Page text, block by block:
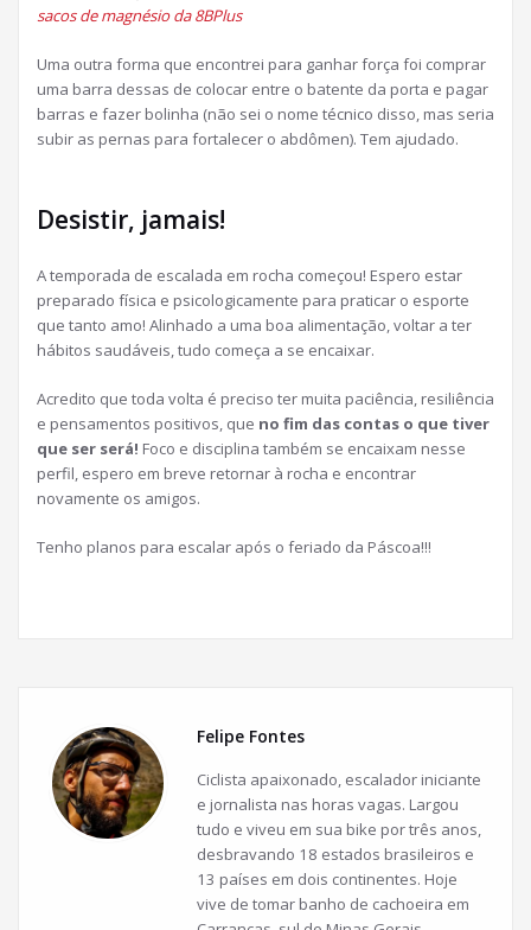
sacos de magnésio da 8BPlus
Uma outra forma que encontrei para ganhar força foi comprar
uma barra dessas de colocar entre o batente da porta e pagar
barras e fazer bolinha (não sei o nome técnico disso, mas seria
subir as pernas para fortalecer o abdômen). Tem ajudado.
Desistir, jamais!
A temporada de escalada em rocha começou! Espero estar
preparado física e psicologicamente para praticar o esporte
que tanto amo! Alinhado a uma boa alimentação, voltar a ter
hábitos saudáveis, tudo começa a se encaixar.
Acredito que toda volta é preciso ter muita paciência, resiliência
e pensamentos positivos, que no fim das contas o que tiver
que ser será! Foco e disciplina também se encaixam nesse
perfil, espero em breve retornar à rocha e encontrar
novamente os amigos.
Tenho planos para escalar após o feriado da Páscoa!!!
Felipe Fontes
Ciclista apaixonado, escalador iniciante
e jornalista nas horas vagas. Largou
tudo e viveu em sua bike por três anos,
desbravando 18 estados brasileiros e
13 países em dois continentes. Hoje
vive de tomar banho de cachoeira em